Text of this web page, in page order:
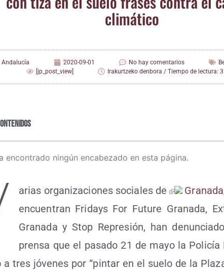
climático
Andalucía 2020-09-01 No hay comentarios
[jp_post_view]
Irakurtzeko denbora / Tiempo de lectura:
encontrado ningún encabezado en esta página.
arias orga­ni­za­cio­nes socia­les de Gra­na­da
encuen­tran Fri­days For Futu­re Gra­na­da,
Gra­na­da y Stop Repre­sión, han
pren­sa que el pasa­do 21 de mayo la Poli­cía
a tres jóve­nes por “pin­tar en el sue­lo de la